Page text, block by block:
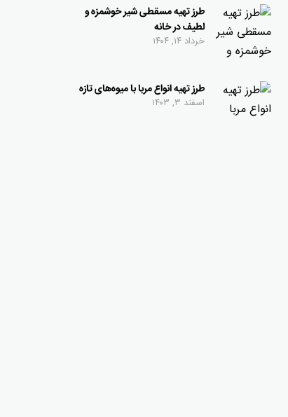
طرز تهیه مسقطی شیر خوشمزه و
لطیف در خانه
خرداد ۱۴, ۱۴۰۴
طرز تهیه انواع مربا با میوه‌های تازه
اسفند ۳, ۱۴۰۳